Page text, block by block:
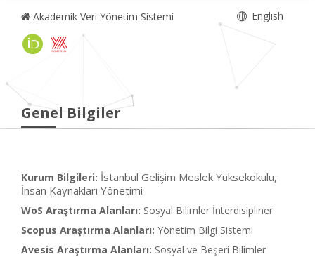
Akademik Veri Yönetim Sistemi English
Genel Bilgiler
Kurum Bilgileri: İstanbul Gelişim Meslek Yüksekokulu,
İnsan Kaynakları Yönetimi
WoS Araştırma Alanları: Sosyal Bilimler İnterdisipliner
Scopus Araştırma Alanları: Yönetim Bilgi Sistemi
Avesis Araştırma Alanları: Sosyal ve Beşeri Bilimler